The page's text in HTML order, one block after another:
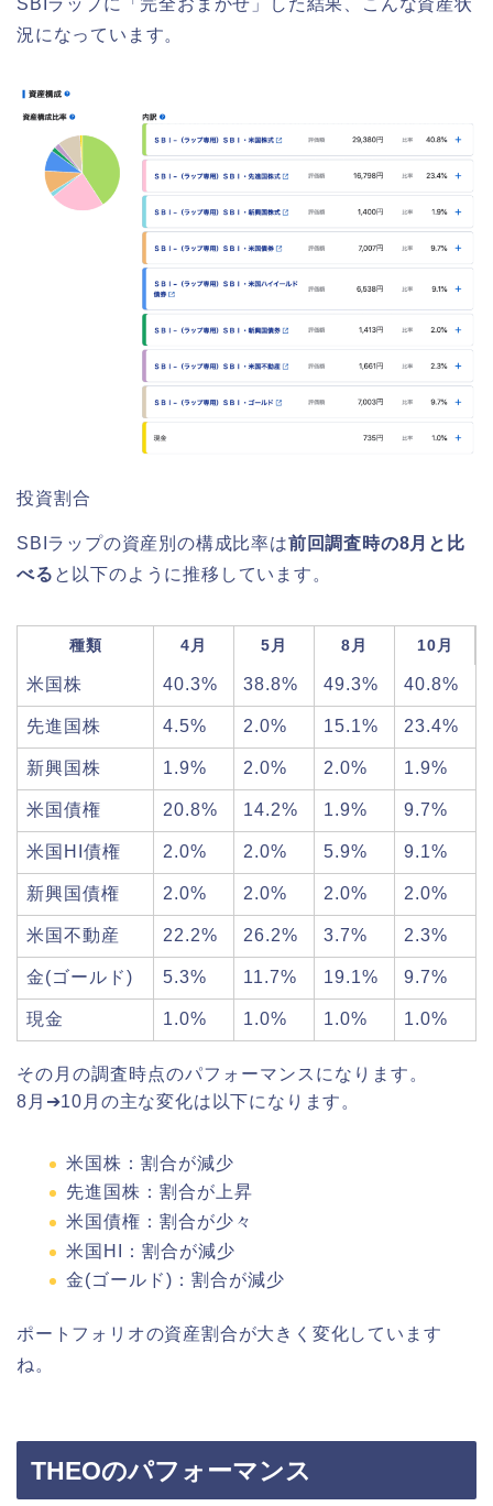
SBIラップに「完全おまかせ」した結果、こんな資産状
況になっています。
投資割合
SBIラップの資産別の構成比率は前回調査時の8月と比
べる と以下のように推移しています。
種類 4月 5月 8月 10月
米国株 40.3% 38.8% 49.3% 40.8%
先進国株 4.5% 2.0% 15.1% 23.4%
新興国株 1.9% 2.0% 2.0% 1.9%
米国債権 20.8% 14.2% 1.9% 9.7%
米国HI債権 2.0% 2.0% 5.9% 9.1%
新興国債権 2.0% 2.0% 2.0% 2.0%
米国不動産 22.2% 26.2% 3.7% 2.3%
金(ゴールド) 5.3% 11.7% 19.1% 9.7%
現金 1.0% 1.0% 1.0% 1.0%
その月の調査時点のパフォーマンスになります。
8月➔10月の主な変化は以下になります。
米国株：割合が減少
先進国株：割合が上昇
米国債権：割合が少々
米国HI：割合が減少
金(ゴールド)：割合が減少
ポートフォリオの資産割合が大きく変化しています
ね。
THEOのパフォーマンス